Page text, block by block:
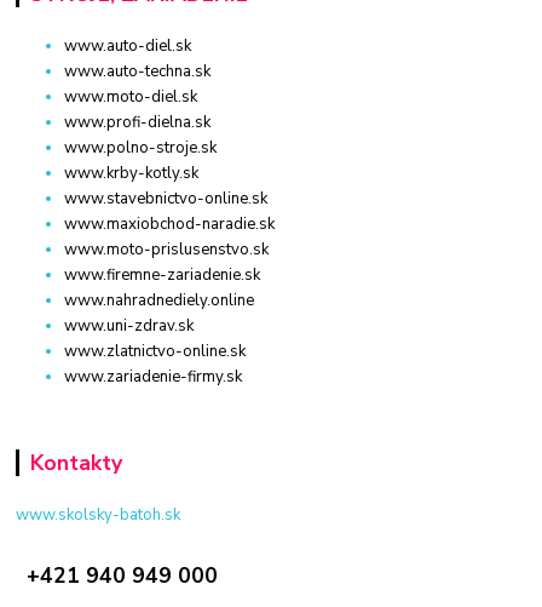
www.auto-diel.sk
www.auto-techna.sk
www.moto-diel.sk
www.profi-dielna.sk
www.polno-stroje.sk
www.krby-kotly.sk
www.stavebnictvo-online.sk
www.maxiobchod-naradie.sk
www.moto-prislusenstvo.sk
www.firemne-zariadenie.sk
www.nahradnediely.online
www.uni-zdrav.sk
www.zlatnictvo-online.sk
www.zariadenie-firmy.sk
Kontakty
www.skolsky-batoh.sk
+421 940 949 000